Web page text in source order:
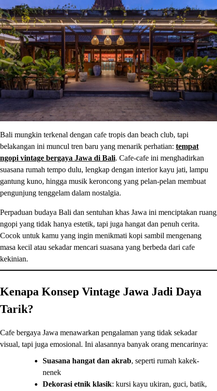
Bali mungkin terkenal dengan cafe tropis dan beach club, tapi
belakangan ini muncul tren baru yang menarik perhatian: tempat
ngopi vintage bergaya Jawa di Bali. Cafe-cafe ini menghadirkan
suasana rumah tempo dulu, lengkap dengan interior kayu jati, lampu
gantung kuno, hingga musik keroncong yang pelan-pelan membuat
pengunjung tenggelam dalam nostalgia.
Perpaduan budaya Bali dan sentuhan khas Jawa ini menciptakan ruang
ngopi yang tidak hanya estetik, tapi juga hangat dan penuh cerita.
Cocok untuk kamu yang ingin menikmati kopi sambil mengenang
masa kecil atau sekadar mencari suasana yang berbeda dari cafe
kekinian.
Kenapa Konsep Vintage Jawa Jadi Daya
Tarik?
Cafe bergaya Jawa menawarkan pengalaman yang tidak sekadar
visual, tapi juga emosional. Ini alasannya banyak orang mencarinya:
Suasana hangat dan akrab, seperti rumah kakek-
nenek
Dekorasi etnik klasik: kursi kayu ukiran, guci, batik,